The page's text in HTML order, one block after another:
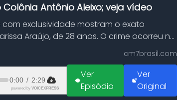
Antônio Aleixo; veja vídeo
exclusividade mostram o exato
Araújo, de 28 anos. O crime ocorreu na
cm7brasil.com
0:00 / 2:29
powered by VOICEXPRESS
Ver
Episódio
Ver
Original